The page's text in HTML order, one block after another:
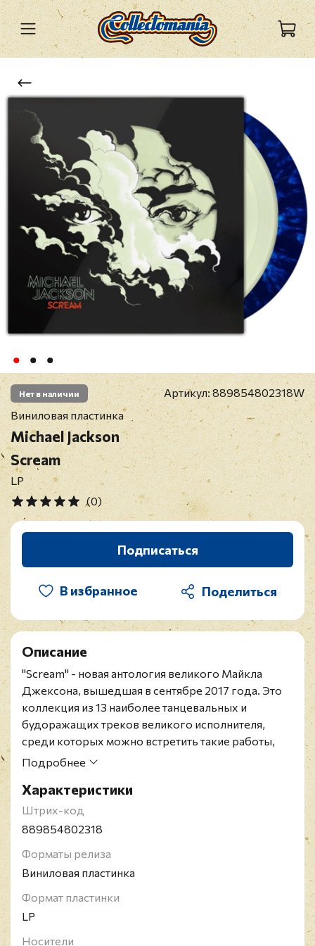
Нет в наличии Артикул: 889854802318W
Виниловая пластинка
Michael Jackson
Scream
LP
(0)
Подписаться
В избранное
Описание
"Scream" - новая антология великого Майкла
Джексона, вышедшая в сентябре 2017 года. Это
коллекция из 13 наиболее танцевальных и
будоражащих треков великого исполнителя,
среди которых можно встретить такие работы,
как "Ghosts", "Torture", "Thriller" и "Dirty Diana".
бонус-трек "Blood on The Dance Floor X
Dangerous" - энергечный пятиминутный мэшап,
созданный прославленным автором ремиксов The
Специальное издание альбома на двойном
светящемся в темноте цветном виниле (Glow In
The Dark + Translucent Blue w/ Luminous Splatter).
Выбор треков на "Scream" отражает любовь
Подробнее
Характеристики
Штрих-код
889854802318
Форматы релиза
Виниловая пластинка
Формат пластинки
LP
Носители